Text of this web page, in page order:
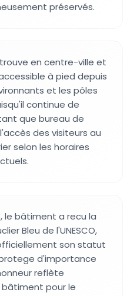
préservés.
en centre-ville et
à pied depuis
et les pôles
continue de
que bureau de
des visiteurs au
selon les horaires
le bâtiment a recu la
Bleu de l'UNESCO,
son statut
d'importance
reflète
pour le